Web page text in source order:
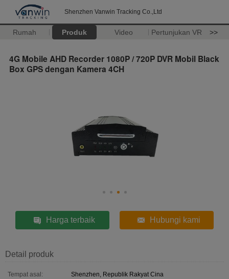
Shenzhen Vanwin Tracking Co.,Ltd
Rumah Produk Video Pertunjukan VR >>
4G Mobile AHD Recorder 1080P / 720P DVR Mobil Black
Box GPS dengan Kamera 4CH
Harga terbaik Hubungi kami
Detail produk
Tempat asal:
Shenzhen, Republik Rakyat Cina